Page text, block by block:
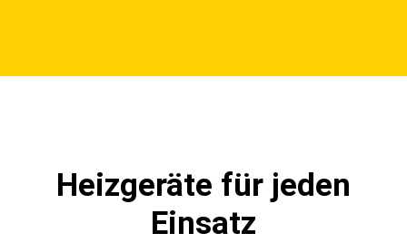
Heizgeräte für jeden
Einsatz